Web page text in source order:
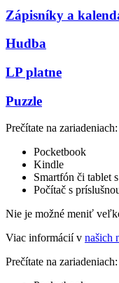
Zápisníky a
Hudba
LP platne
Puzzle
Prečítate na zariadeniach:
Pocketbook
Kindle
Smartfón či tablet
Počítač s
Nie je možné meniť
Viac informácií v našich
Prečítate na zariadeniach: